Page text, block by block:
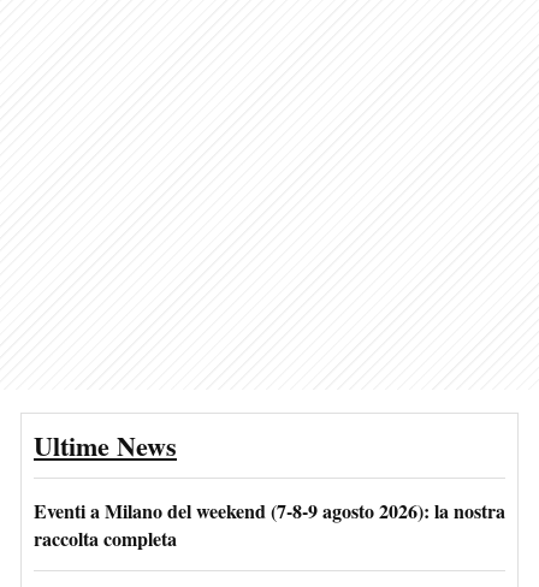
Ultime News
Eventi a Milano del weekend (7-8-9 agosto 2026): la nostra
raccolta completa